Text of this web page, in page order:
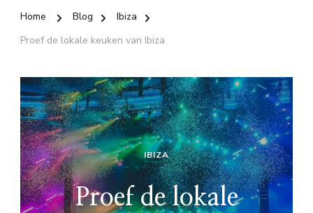
Home Blog
Ibiza
Proef de lokale keuken van Ibiza
IBIZA
Proef de lokale